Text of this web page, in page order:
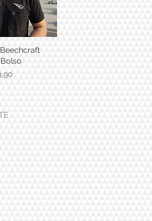
rápida
promocional